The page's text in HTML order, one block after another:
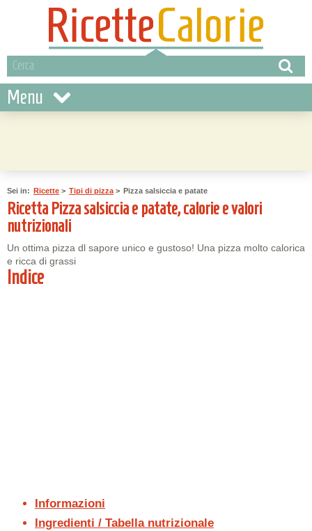
Menu
Sei in: Ricette > Tipi di pizza > Pizza salsiccia e patate
Ricetta Pizza salsiccia e patate, calorie e valori
nutrizionali
Un ottima pizza dl sapore unico e gustoso! Una pizza molto calorica
e ricca di grassi
Indice
Informazioni
Ingredienti / Tabella nutrizionale